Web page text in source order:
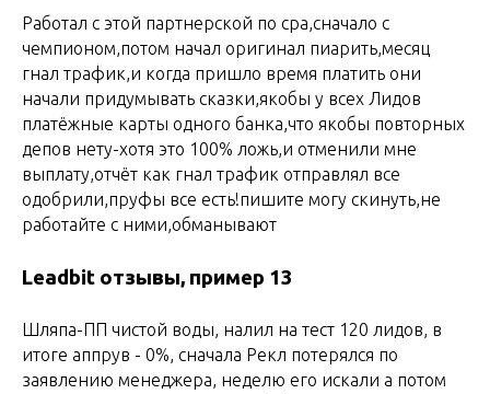
Работал с этой партнерской по cpa,сначало с
чемпионом,потом начал оригинал пиарить,месяц
гнал трафик,и когда пришло время платить они
начали придумывать сказки,якобы у всех Лидов
платёжные карты одного банка,что якобы повторных
депов нету-хотя это 100% ложь,и отменили мне
выплату,отчёт как гнал трафик отправлял все
одобрили,пруфы все есть!пишите могу скинуть,не
работайте с ними,обманывают
Leadbit отзывы, пример 13
Шляпа-ПП чистой воды, налил на тест 120 лидов, в
итоге аппрув - 0%, сначала Рекл потерялся по
заявлению менеджера, неделю его искали а потом